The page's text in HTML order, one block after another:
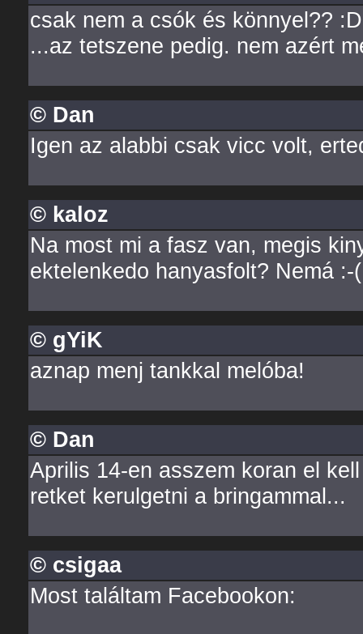
csak nem a csók és könnyel?? :D
...az tetszene pedig. nem azért
© Dan
Igen az alabbi csak vicc volt,
© kaloz
Na most mi a fasz van, megis
ektelenkedo hanyasfolt? Nemá :-(
© gYiK
aznap menj tankkal melóba!
© Dan
Aprilis 14-en asszem koran el
retket kerulgetni a bringammal...
© csigaa
Most találtam Facebookon: